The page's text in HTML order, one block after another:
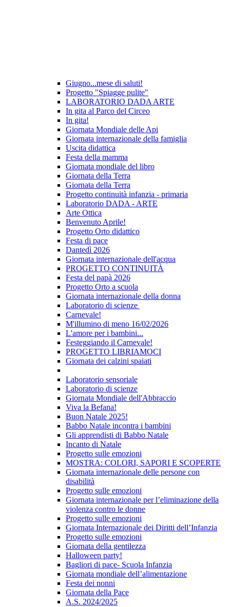
Giugno...mese di saluti!
Progetto "Spiagge pulite"
LABORATORIO DADA ARTE
In gita al Parco del Circeo
In gita!
Giornata Mondiale delle Api
Giornata internazionale della famiglia
Uscita didattica
Festa della mamma
Giornata mondiale del libro
Giornata della Terra
Giornata della Terra
Progetto continuità infanzia - primaria
Laboratorio DADA - ARTE
Arte Ottica
Benvenuto Aprile!
Progetto Orto didattico
Festa di pace
Dantedì 2026
Giornata internazionale dell'acqua
PROGETTO CONTINUITÀ
Festa del papà 2026
Progetto Orto a scuola
Giornata internazionale della donna
Laboratorio di scienze
Carnevale!
M'illumino di meno 16/02/2026
L'amore per i bambini...
Festeggiando il Carnevale!
PROGETTO LIBRIAMOCI
Giornata dei calzini spaiati
Laboratorio sensoriale
Laboratorio di scienze
Giornata Mondiale dell'Abbraccio
Viva la Befana!
Buon Natale 2025!
Babbo Natale incontra i bambini
Gli apprendisti di Babbo Natale
Incanto di Natale
Progetto sulle emozioni
MOSTRA: COLORI, SAPORI E SCOPERTE
Giornata internazionale delle persone con
disabilità
Progetto sulle emozioni
Giornata internazionale per l’eliminazione della
violenza contro le donne
Progetto sulle emozioni
Giornata Internazionale dei Diritti dell’Infanzia
Progetto sulle emozioni
Giornata della gentilezza
Halloween party!
Bagliori di pace- Scuola Infanzia
Giornata mondiale dell’alimentazione
Festa dei nonni
Giornata della Pace
A.S. 2024/2025